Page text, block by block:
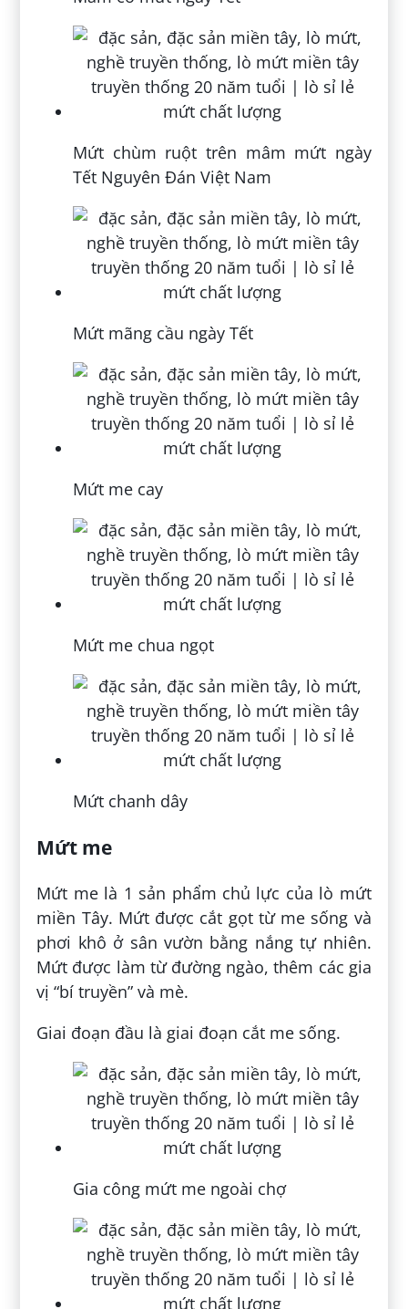
Mứt chùm ruột trên mâm mứt ngày
Tết Nguyên Đán Việt Nam
Mứt mãng cầu ngày Tết
Mứt me cay
Mứt me chua ngọt
Mứt chanh dây
Mứt me
Mứt me là 1 sản phẩm chủ lực của lò mứt
miền Tây. Mứt được cắt gọt từ me sống và
phơi khô ở sân vườn bằng nắng tự nhiên.
Mứt được làm từ đường ngào, thêm các gia
vị “bí truyền” và mè.
Giai đoạn đầu là giai đoạn cắt me sống.
Gia công mứt me ngoài chợ